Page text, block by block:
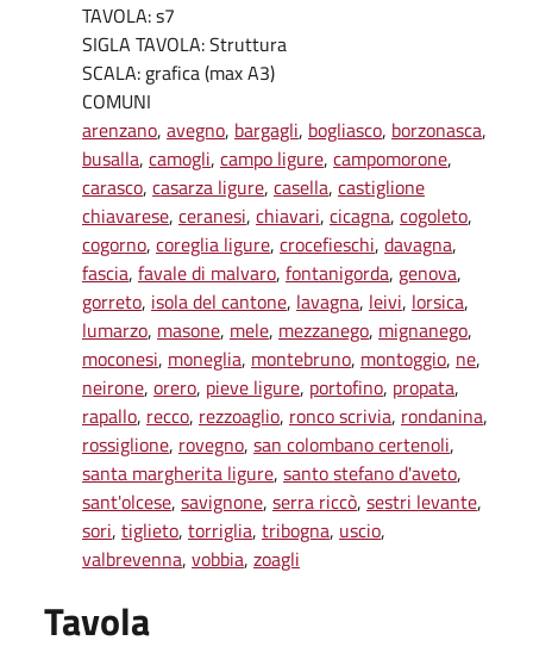
TAVOLA: s7
SIGLA TAVOLA: Struttura
SCALA: grafica (max A3)
COMUNI
arenzano, avegno, bargagli, bogliasco, borzonasca,
busalla, camogli, campo ligure, campomorone,
carasco, casarza ligure, casella, castiglione
chiavarese, ceranesi, chiavari, cicagna, cogoleto,
cogorno, coreglia ligure, crocefieschi, davagna,
fascia, favale di malvaro, fontanigorda, genova,
gorreto, isola del cantone, lavagna, leivi, lorsica,
lumarzo, masone, mele, mezzanego, mignanego,
moconesi, moneglia, montebruno, montoggio, ne,
neirone, orero, pieve ligure, portofino, propata,
rapallo, recco, rezzoaglio, ronco scrivia, rondanina,
rossiglione, rovegno, san colombano certenoli,
santa margherita ligure, santo stefano d'aveto,
sant'olcese, savignone, serra riccò, sestri levante,
sori, tiglieto, torriglia, tribogna, uscio,
valbrevenna, vobbia, zoagli
Tavola